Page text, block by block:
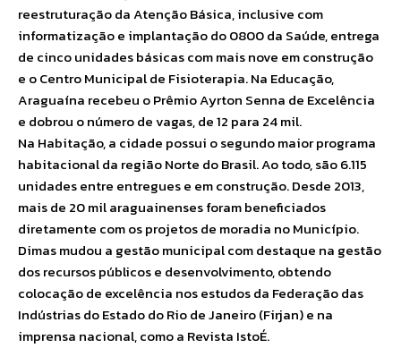
reestruturação da Atenção Básica, inclusive com
informatização e implantação do 0800 da Saúde, entrega
de cinco unidades básicas com mais nove em construção
e o Centro Municipal de Fisioterapia. Na Educação,
Araguaína recebeu o Prêmio Ayrton Senna de Excelência
e dobrou o número de vagas, de 12 para 24 mil.
Na Habitação, a cidade possui o segundo maior programa
habitacional da região Norte do Brasil. Ao todo, são 6.115
unidades entre entregues e em construção. Desde 2013,
mais de 20 mil araguainenses foram beneficiados
diretamente com os projetos de moradia no Município.
Dimas mudou a gestão municipal com destaque na gestão
dos recursos públicos e desenvolvimento, obtendo
colocação de excelência nos estudos da Federação das
Indústrias do Estado do Rio de Janeiro (Firjan) e na
imprensa nacional, como a Revista IstoÉ.